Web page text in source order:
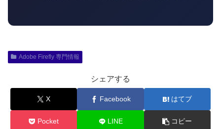
Adobe Firefly 専門情報
シェアする
X Facebook はてブ
Pocket LINE コピー